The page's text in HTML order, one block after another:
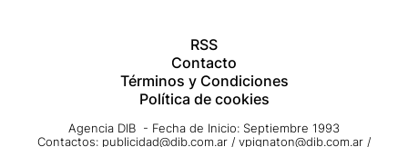
RSS
Contacto
Términos y Condiciones
Política de cookies
Agencia DIB - Fecha de Inicio: Septiembre 1993
Contactos: publicidad@dib.com.ar / vpignaton@dib.com.ar /